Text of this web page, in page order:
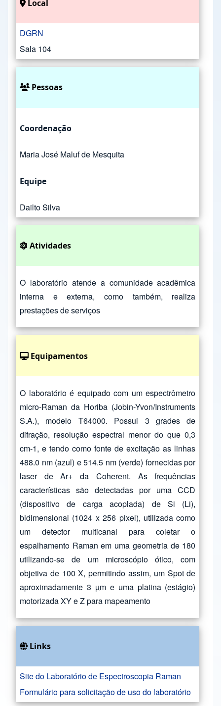
Local
DGRN
Sala 104
Pessoas
Coordenação
Maria José Maluf de Mesquita
Equipe
Dailto Silva
Atividades
O laboratório atende a comunidade acadêmica
interna e externa, como também, realiza
prestações de serviços
Equipamentos
O laboratório é equipado com um espectrômetro
micro-Raman da Horiba (Jobin-Yvon/Instruments
S.A.), modelo T64000. Possui 3 grades de
difração, resolução espectral menor do que 0,3
cm-1, e tendo como fonte de excitação as linhas
488.0 nm (azul) e 514.5 nm (verde) fornecidas por
laser de Ar+ da Coherent. As frequências
características são detectadas por uma CCD
(dispositivo de carga acoplada) de Si (Li),
bidimensional (1024 x 256 pixel), utilizada como
um detector multicanal para coletar o
espalhamento Raman em uma geometria de 180
utilizando-se de um microscópio ótico, com
objetiva de 100 X, permitindo assim, um Spot de
aproximadamente 3 µm e uma platina (estágio)
motorizada XY e Z para mapeamento
Links
Site do Laboratório de Espectroscopia Raman
Formulário para solicitação de uso do laboratório